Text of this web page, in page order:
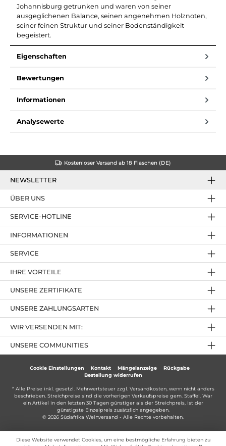
Johannisburg getrunken und waren von seiner
ausgeglichenen Balance, seinen angenehmen Holznoten,
seiner feinen Struktur und seiner Bodenständigkeit
begeistert.
Eigenschaften
Bewertungen
Informationen
Analysewerte
Kostenloser Versand ab 18 Flaschen (DE)
NEWSLETTER
SERVICE-HOTLINE
IHRE VORTEILE
UNSERE ZAHLUNGSARTEN
ÜBER UNS
UNSERE ZERTIFIKATE
INFORMATIONEN
SERVICE
UNSERE COMMUNITIES
WIR VERSENDEN MIT:
Cookie Einstellungen Kontakt Mängelanzeige
Rückgabe
Bestellung widerrufen
* Alle Preise inkl. gesetzl. Mehrwertsteuer zzgl. Versandkosten, wenn nicht anders
beschrieben. Streichpreise sind die vorherigen Verkaufspreise gem. Staffel. War
ein Artikel in den letzten 30 Tagen günstiger als der Streichpreis, ist der
günstigste Einzelpreis zusätzlich angegeben.
© 2026 Südafrika Weinversand - Alle Rechte vorbehalten.
Diese Website verwendet Cookies, um eine bestmögliche Erfahrung bieten zu